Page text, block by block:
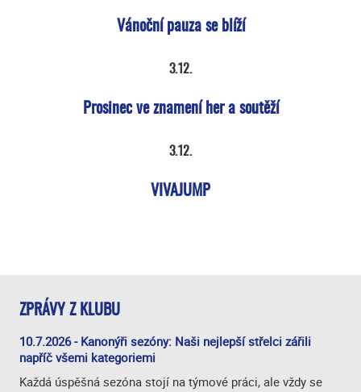
Vánoční pauza se blíží
3.12.
Prosinec ve znamení her a soutěží
3.12.
VIVAJUMP
ZPRÁVY Z KLUBU
10.7.2026 - Kanonýři sezóny: Naši nejlepší střelci zářili
napříč všemi kategoriemi
Každá úspěšná sezóna stojí na týmové práci, ale vždy se